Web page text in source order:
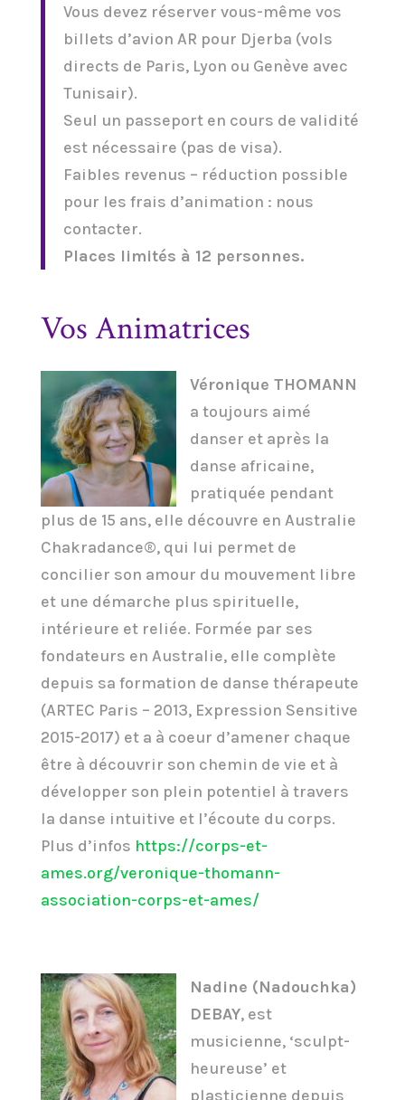
Vous devez réserver vous-même vos
billets d’avion AR pour Djerba (vols
directs de Paris, Lyon ou Genève avec
Tunisair).
Seul un passeport en cours de validité
est nécessaire (pas de visa).
Faibles revenus – réduction possible
pour les frais d’animation : nous
contacter.
Places limités à 12 personnes.
Vos Animatrices
Véronique THOMANN
a toujours aimé
danser et après la
danse africaine,
pratiquée pendant
plus de 15 ans, elle découvre en Australie
Chakradance®, qui lui permet de
concilier son amour du mouvement libre
et une démarche plus spirituelle,
intérieure et reliée. Formée par ses
fondateurs en Australie, elle complète
depuis sa formation de danse thérapeute
(ARTEC Paris – 2013, Expression Sensitive
2015-2017) et a à coeur d’amener chaque
être à découvrir son chemin de vie et à
développer son plein potentiel à travers
la danse intuitive et l’écoute du corps.
Plus d’infos https://corps-et-
ames.org/veronique-thomann-
association-corps-et-ames/
Nadine (Nadouchka)
DEBAY, est
musicienne, ‘sculpt-
heureuse’ et
plasticienne depuis